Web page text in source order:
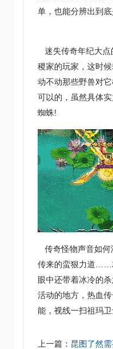
单，也能分辨出到
迷失传奇年纪大点
稷家的玩家，这时
动不动那些野兽对
可以的，虽然具体
蜘蛛!
传奇怪物声音如何
传来的蛮狠力道……
眼中还带着冰冷的
活动的地方，热血
能，视线一扫祖玛卫
上一篇： 昆图了然